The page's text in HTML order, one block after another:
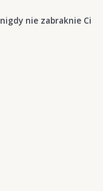
nigdy nie zabraknie Ci